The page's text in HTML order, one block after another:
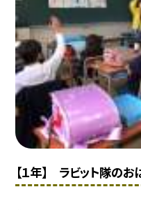
【１年】 ラビット隊のお